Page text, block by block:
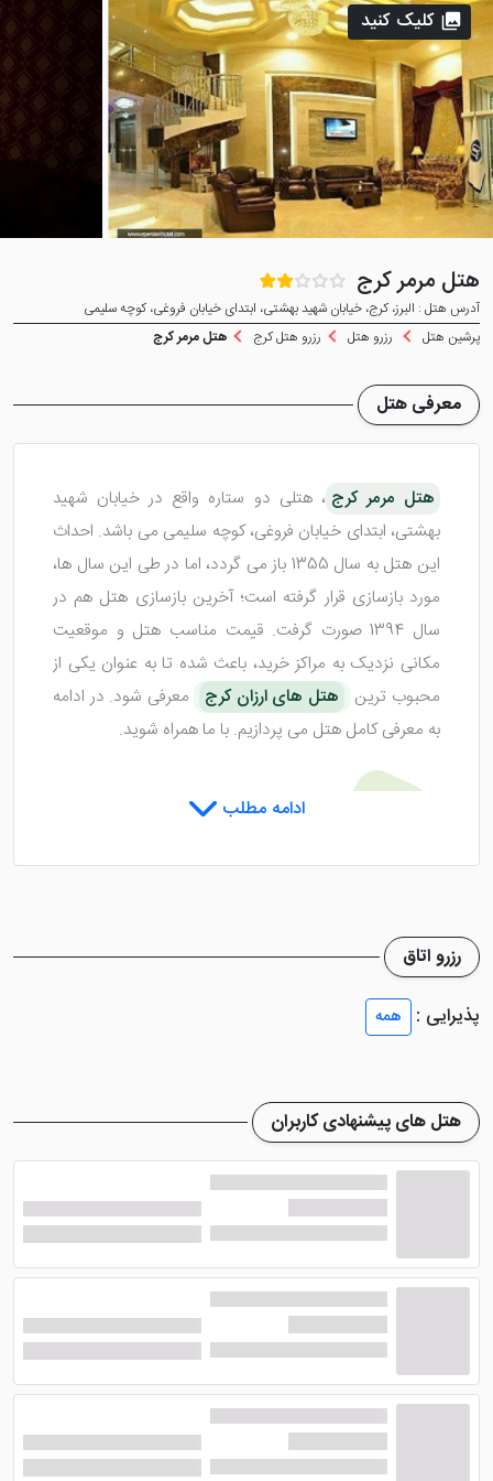
هتل مرمر کرج
آدرس هتل : البرز، کرج، خیابان شهید بهشتی، ابتدای خیابان فروغی، کوچه سلیمی
پرشین هتل
رزرو هتل رزرو هتل کرج هتل مرمر کرج
کلیک کنید
معرفی هتل
هتل مرمر کرج ، هتلی دو ستاره واقع در خیابان شهید
بهشتی، ابتدای خیابان فروغی، کوچه سلیمی می باشد. احداث
این هتل به سال 1355 باز می گردد، اما در طی این سال ها،
مورد بازسازی قرار گرفته است؛ آخرین بازسازی هتل هم در
سال 1394 صورت گرفت. قیمت مناسب هتل و موقعیت
مکانی نزدیک به مراکز خرید، باعث شده تا به عنوان یکی از
محبوب ترین
هتل های ارزان کرج
معرفی شود. در ادامه
به معرفی کامل هتل می پردازیم. با ما همراه شوید.
اتاق های هتل مرمر کرج
واحد ها شامل اتاق های یک تخته، اتاق های دو تخته و
توانید در فضایی مناسب با دیزاین ساده و شیک، اقامتی
در اکثر اتاق های هتل، امکانات رفاهی کاملی ایجاد شده
است؛ اما تعداد کمی از آن ها فاقد سرویس و حمام هستند.
همین موضوع باعث شده تا در هنگام رزرو، متوجه اختلاف
قیمت میان اتاق های هتل شوید. از جمله امکاناتی که در
اتاق های این هتل وجود دارد می توان به سیستم تهویه
مطبوع، حمام، سیستم گرمایش و سرمایش، یخچال،
سرویس بهداشتی، تلویزیون، مبلمان راحتی، چای ساز، مینی
بار با هزینه و ... اشاره نمود.
امکانات هتل مرمر کرج
ادامه مطلب
رزرو اتاق
پذیرایی :
همه
هتل های پیشنهادی کاربران